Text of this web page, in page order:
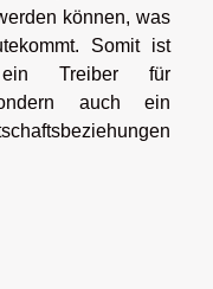
können, was
Somit ist
ein Treiber für
auch ein